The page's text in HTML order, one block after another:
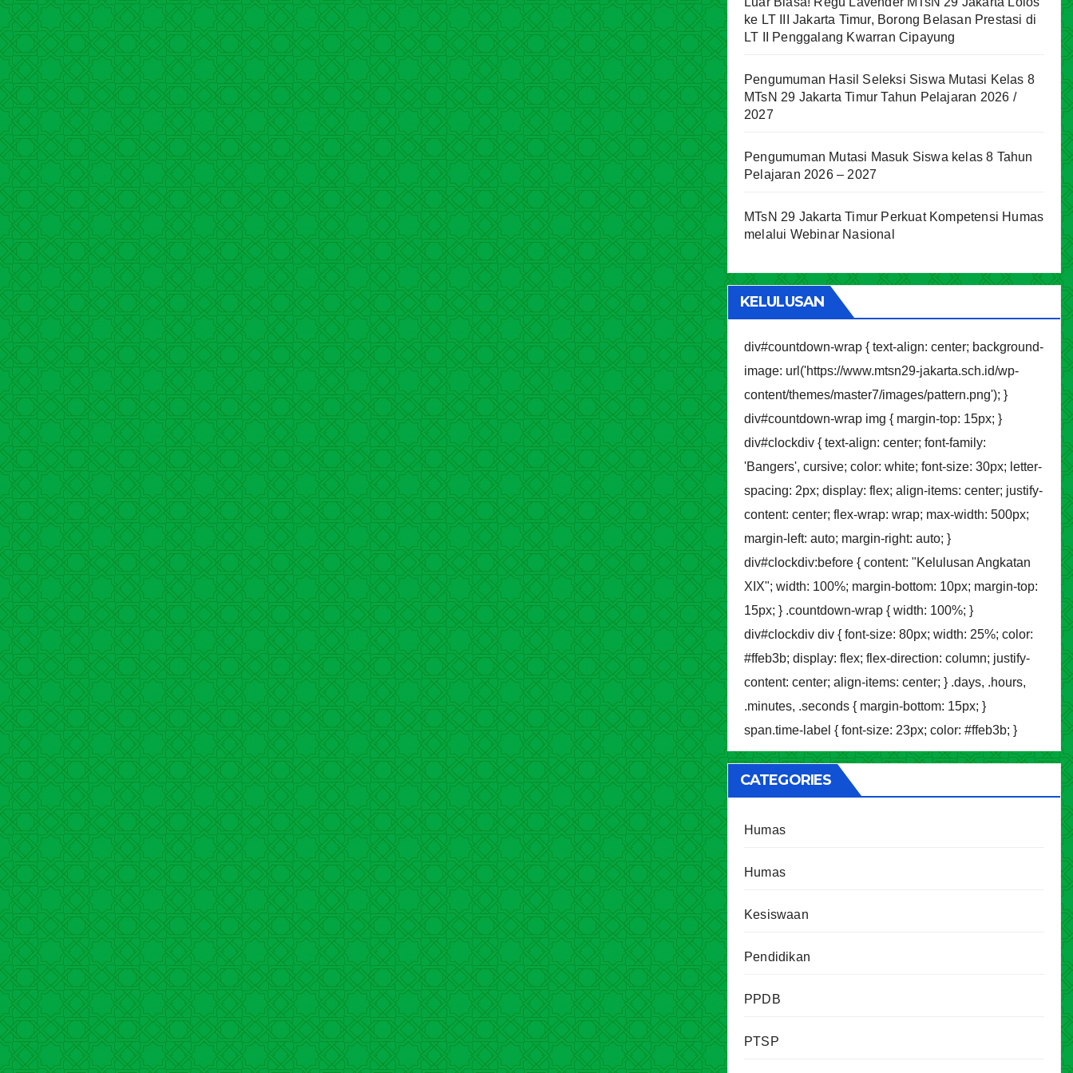
ke LT III Jakarta Timur, Borong Belasan Prestasi di
LT II Penggalang Kwarran Cipayung
Pengumuman Hasil Seleksi Siswa Mutasi Kelas 8
MTsN 29 Jakarta Timur Tahun Pelajaran 2026 /
2027
Pengumuman Mutasi Masuk Siswa kelas 8 Tahun
Pelajaran 2026 – 2027
MTsN 29 Jakarta Timur Perkuat Kompetensi Humas
melalui Webinar Nasional
KELULUSAN
div#countdown-wrap { text-align: center; background-
image: url('https://www.mtsn29-jakarta.sch.id/wp-
content/themes/master7/images/pattern.png'); }
div#countdown-wrap img { margin-top: 15px; }
div#clockdiv { text-align: center; font-family:
'Bangers', cursive; color: white; font-size: 30px; letter-
spacing: 2px; display: flex; align-items: center; justify-
content: center; flex-wrap: wrap; max-width: 500px;
margin-left: auto; margin-right: auto; }
div#clockdiv:before { content: "Kelulusan Angkatan
XIX"; width: 100%; margin-bottom: 10px; margin-top:
15px; } .countdown-wrap { width: 100%; }
div#clockdiv div { font-size: 80px; width: 25%; color:
#ffeb3b; display: flex; flex-direction: column; justify-
content: center; align-items: center; } .days, .hours,
.minutes, .seconds { margin-bottom: 15px; }
span.time-label { font-size: 23px; color: #ffeb3b; }
CATEGORIES
Humas
Humas
Kesiswaan
Pendidikan
PPDB
PTSP